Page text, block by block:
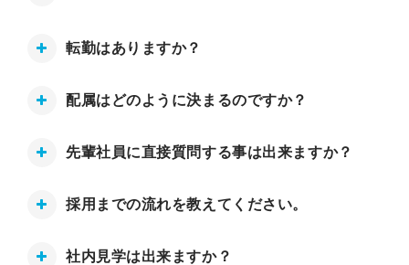
転勤はありますか？
配属はどのように決まるのですか？
先輩社員に直接質問する事は出来ますか？
採用までの流れを教えてください。
社内見学は出来ますか？